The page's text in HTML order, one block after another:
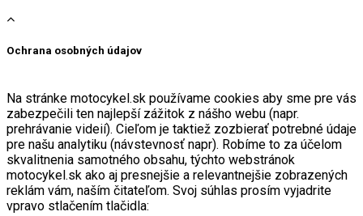
Ochrana osobných údajov
Na stránke motocykel.sk používame cookies aby sme pre vás
zabezpečili ten najlepší zážitok z nášho webu (napr.
prehrávanie videií). Cieľom je taktiež zozbierať potrebné údaje
pre našu analytiku (návstevnosť napr). Robíme to za účelom
skvalitnenia samotného obsahu, týchto webstránok
motocykel.sk ako aj presnejšie a relevantnejšie zobrazených
reklám vám, naším čitateľom. Svoj súhlas prosím vyjadrite
vpravo stlačením tlačidla: